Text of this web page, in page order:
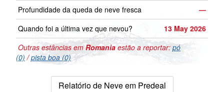
Profundidade da queda de neve fresca
—
Quando foi a última vez que nevou?
13 May 2026
Outras estâncias emRomania estão a reportar: pó
(0) /pista boa (0)
Relatório de Neve em Predeal